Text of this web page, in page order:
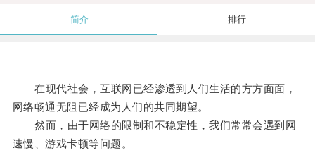
简介 排行
在现代社会，互联网已经渗透到人们生活的方方面面，
网络畅通无阻已经成为人们的共同期望。
然而，由于网络的限制和不稳定性，我们常常会遇到网
速慢、游戏卡顿等问题。